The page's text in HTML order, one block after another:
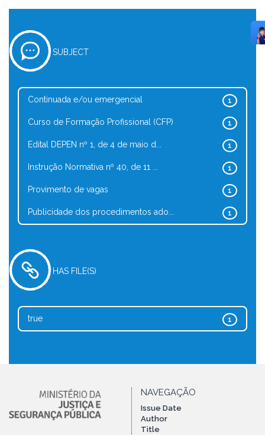
SUBJECT
1
Continuada e/ou emergencial
1
Curso de Formação Profissional (CFP)
1
Edital DEPEN nº 1, de 4 de maio d...
1
Instrução Normativa nº 40, de 11 ...
1
Provimento de vagas
1
Publicidade dos procedimentos ado...
HAS FILE(S)
1
true
NAVEGAÇÃO
Issue Date
Author
Title